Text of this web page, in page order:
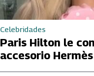
Celebridades
Paris Hilton le
accesorio Hermès